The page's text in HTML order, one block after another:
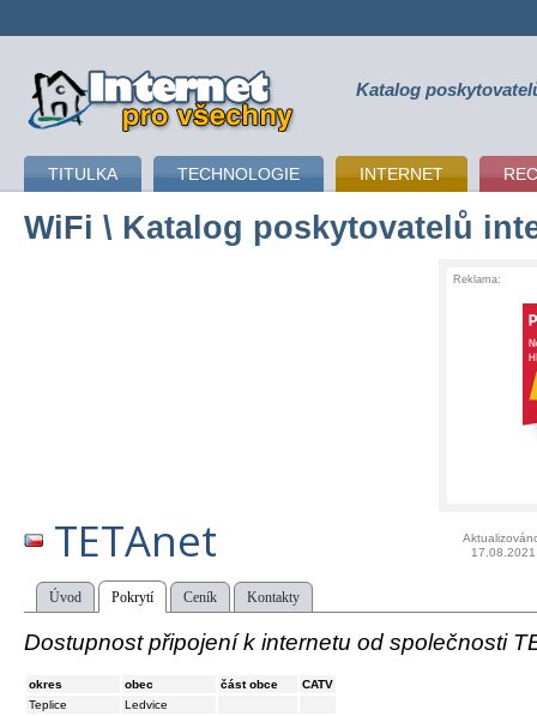
připojení k internetu Katalog
TITULKA TECHNOLOGIE INTERNET
WiFi \ Katalog poskytovatelů
Reklama:
TETAnet
17.08.2021
Úvod Pokrytí Ceník Kontakty
Dostupnost připojení k internetu od společnosti
okres obec část obce
CATV
Teplice
Ledvice